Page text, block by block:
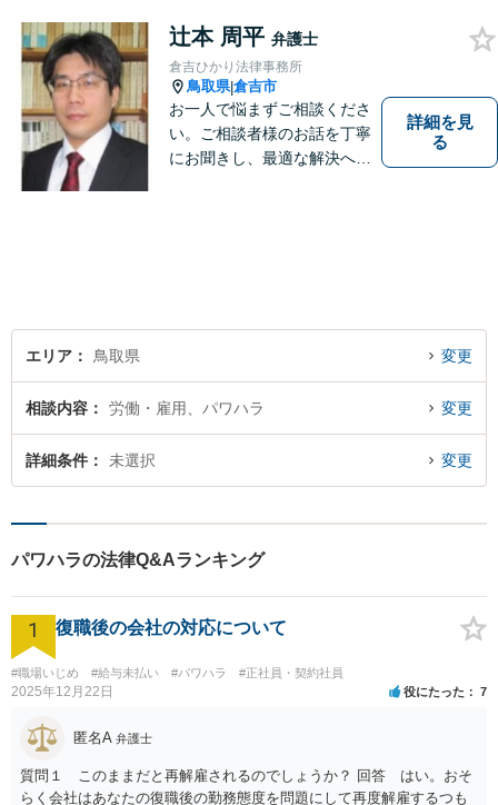
ている方も、お気軽にご相談
ください！【駐車場有】
辻本 周平 弁護士
倉吉ひかり法律事務所
鳥取県|倉吉市
お一人で悩まずご相談くださ
い。ご相談者様のお話を丁寧
にお聞きし、最適な解決へと
詳細を見
る
エリア 鳥取県 変更
相談内容 労働・雇用、パワハラ 変更
詳細条件 未選択 変更
パワハラの法律Q&Aランキング
1 復職後の会社の対応について
#職場いじめ #給与未払い #パワハラ #正社員・契約社員
2025年12月22日 役にたった 7
匿名A 弁護士
質問１ このままだと再解雇されるのでしょうか？ 回答 はい。おそ
らく会社はあなたの復職後の勤務態度を問題にして再度解雇するつも